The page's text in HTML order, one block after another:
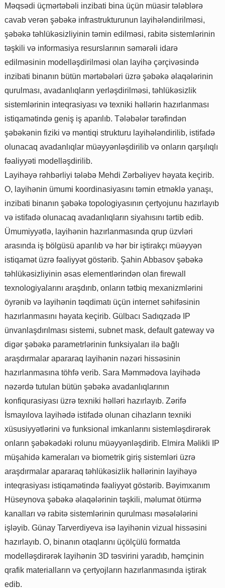
Məqsədi üçmərtəbəli inzibati bina üçün müasir tələblərə
cavab verən şəbəkə infrastrukturunun layihələndirilməsi,
şəbəkə təhlükəsizliyinin təmin edilməsi, rabitə sistemlərinin
təşkili və informasiya resurslarının səmərəli idarə
edilməsinin modelləşdirilməsi olan layihə çərçivəsində
inzibati binanın bütün mərtəbələri üzrə şəbəkə əlaqələrinin
qurulması, avadanlıqların yerləşdirilməsi, təhlükəsizlik
sistemlərinin inteqrasiyası və texniki həllərin hazırlanması
istiqamətində geniş iş aparılıb. Tələbələr tərəfindən
şəbəkənin fiziki və məntiqi strukturu layihələndirilib, istifadə
olunacaq avadanlıqlar müəyyənləşdirilib və onların qarşılıqlı
fəaliyyəti modelləşdirilib.
Layihəyə rəhbərliyi tələbə Mehdi Zərbəliyev həyata keçirib.
O, layihənin ümumi koordinasiyasını təmin etməklə yanaşı,
inzibati binanın şəbəkə topologiyasının çertyojunu hazırlayıb
və istifadə olunacaq avadanlıqların siyahısını tərtib edib.
Ümumiyyətlə, layihənin hazırlanmasında qrup üzvləri
arasında iş bölgüsü aparılıb və hər bir iştirakçı müəyyən
istiqamət üzrə fəaliyyət göstərib. Şahin Abbasov şəbəkə
təhlükəsizliyinin əsas elementlərindən olan firewall
texnologiyalarını araşdırıb, onların tətbiq mexanizmlərini
öyrənib və layihənin təqdimatı üçün internet səhifəsinin
hazırlanmasını həyata keçirib. Gülbacı Sadıqzadə IP
ünvanlaşdırılması sistemi, subnet mask, default gateway və
digər şəbəkə parametrlərinin funksiyaları ilə bağlı
araşdırmalar apararaq layihənin nəzəri hissəsinin
hazırlanmasına töhfə verib. Sara Məmmədova layihədə
nəzərdə tutulan bütün şəbəkə avadanlıqlarının
konfiqurasiyası üzrə texniki həlləri hazırlayıb. Zərifə
İsmayılova layihədə istifadə olunan cihazların texniki
xüsusiyyətlərini və funksional imkanlarını sistemləşdirərək
onların şəbəkədəki rolunu müəyyənləşdirib. Elmira Məlikli IP
müşahidə kameraları və biometrik giriş sistemləri üzrə
araşdırmalar apararaq təhlükəsizlik həllərinin layihəyə
inteqrasiyası istiqamətində fəaliyyət göstərib. Bəyimxanım
Hüseynova şəbəkə əlaqələrinin təşkili, məlumat ötürmə
kanalları və rabitə sistemlərinin qurulması məsələlərini
işləyib. Günay Tarverdiyeva isə layihənin vizual hissəsini
hazırlayıb. O, binanın otaqlarını üçölçülü formatda
modelləşdirərək layihənin 3D təsvirini yaradıb, həmçinin
qrafik materialların və çertyojların hazırlanmasında iştirak
edib.